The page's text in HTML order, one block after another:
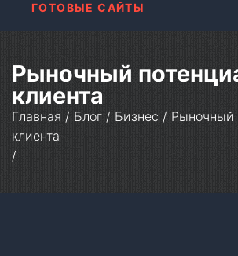
ГОТОВЫЕ САЙТЫ
Рыночный
клиента
Главная / Блог / Бизнес / Рыночный
клиента
/